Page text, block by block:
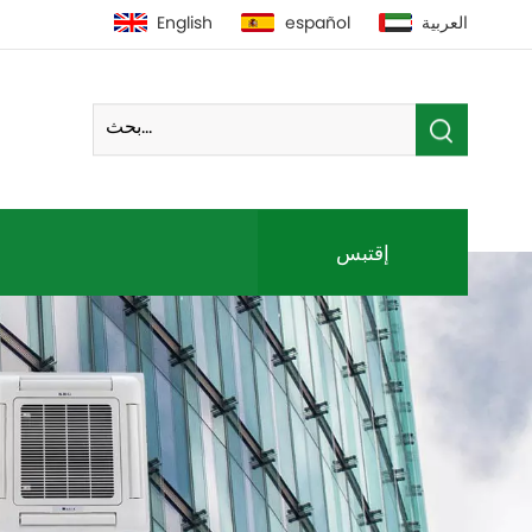
English español العربية
إقتبس